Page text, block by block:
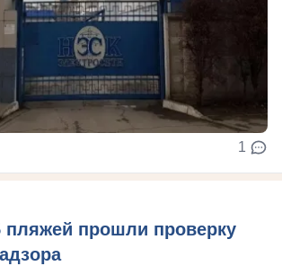
1
пляжей прошли проверку